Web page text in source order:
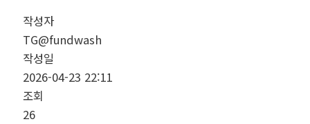
작성자
TG@fundwash
작성일
2026-04-23 22:11
조회
26